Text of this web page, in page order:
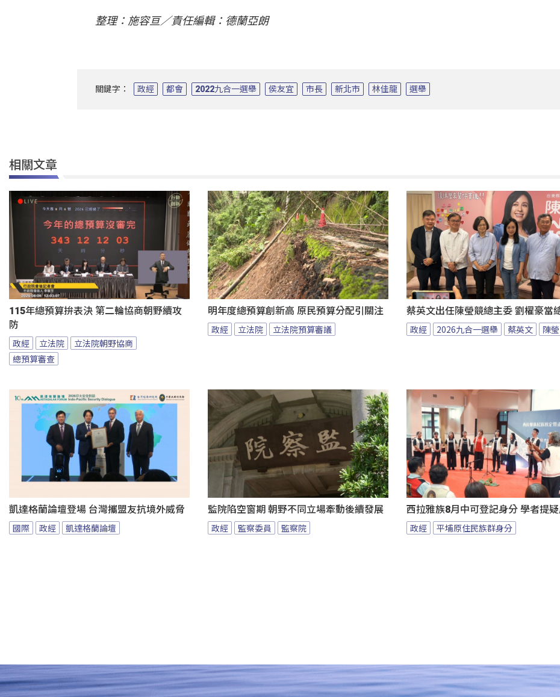
整理：施容亘／責任編輯：德蘭亞朗
關鍵字： 政經 都會 2022九合一選舉 侯友宜 市長 新北市 林佳龍 選舉
相關文章
115年總預算拚表決 第二輪協商朝野續攻
防
政經 立法院
立法院朝野協商
總預算審查
明年度總預算創新高 原民預算分配引關注
政經 立法院 立法院預算審議
蔡英文出任陳瑩競總主委 劉櫂豪當
政經 2026九合一選舉 蔡英文 陳瑩
凱達格蘭論壇登場 台灣攜盟友抗境外威脅
國際 政經 凱達格蘭論壇
監院陷空窗期 朝野不同立場牽動後續發展
政經 監察委員 監察院
西拉雅族8月中可登記身分 學者提
政經 平埔原住民族群身分